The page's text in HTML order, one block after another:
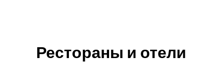
Рестораны и отели